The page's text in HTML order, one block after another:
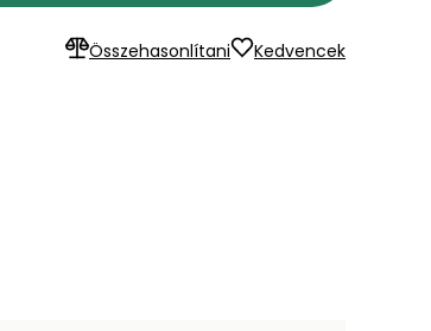
Összehasonlítani Kedvencek